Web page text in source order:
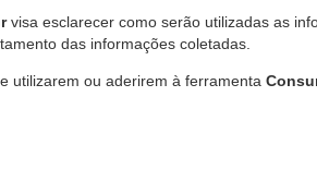
visa esclarecer como serão utilizadas as
das informações coletadas.
utilizarem ou aderirem à ferramenta